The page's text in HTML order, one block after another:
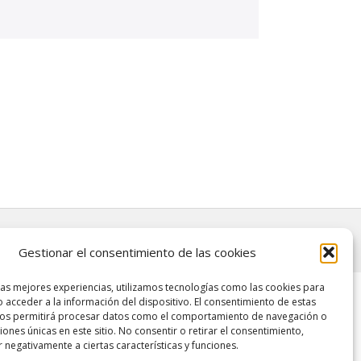
Gestionar el consentimiento de las cookies
mejores experiencias, utilizamos tecnologías como las cookies para
acceder a la información del dispositivo. El consentimiento de estas
permitirá procesar datos como el comportamiento de navegación o
únicas en este sitio. No consentir o retirar el consentimiento,
a ciertas características y funciones.